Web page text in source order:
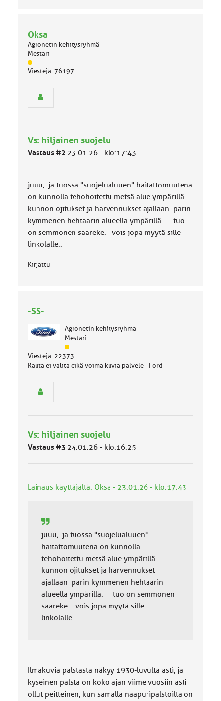
Oksa
Agronetin kehitysryhmä
Mestari
J
ä
m
ä
k
k
a
Viestejä: 76197
Vs: hiljainen suojelu
Vastaus #2 23.01.26 - klo:17:43
juuu, ja tuossa "suojelualuuen" haitattomuutena
on kunnolla tehohoitettu metsä alue ympärillä.
kunnon ojitukset ja harvennukset ajallaan parin
kymmenen hehtaarin alueella ympärillä. tuo
on semmonen saareke. vois jopa myytä sille
linkolalle..
Kirjattu
-SS-
Agronetin kehitysryhmä
Mestari
J
ä
s
ä
l
u
a
Viestejä: 22373
Rauta ei valita eikä voima kuvia palvele - Ford
Vs: hiljainen suojelu
Vastaus #3 24.01.26 - klo:16:25
Lainaus käyttäjältä: Oksa - 23.01.26 - klo:17:43
juuu, ja tuossa "suojelualuuen"
haitattomuutena on kunnolla
tehohoitettu metsä alue ympärillä.
kunnon ojitukset ja harvennukset
ajallaan parin kymmenen hehtaarin
alueella ympärillä. tuo on semmonen
saareke. vois jopa myytä sille
linkolalle..
Ilmakuvia palstasta näkyy 1930-luvulta asti, ja
kyseinen palsta on koko ajan viime vuosiin asti
ollut peitteinen, kun samalla naapuripalstoilta on